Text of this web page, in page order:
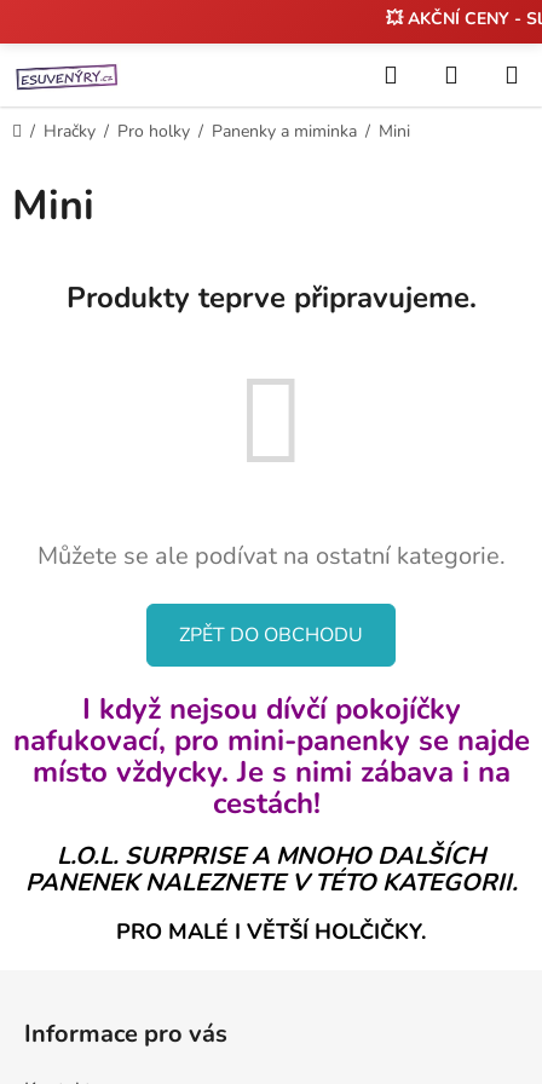
na
obsah
💥 AKČNÍ CENY -
Hledat
KOŠÍK
Domů
/ Hračky / Pro holky / Panenky a miminka / Mini
Mini
Produkty teprve připravujeme.
Můžete se ale podívat na ostatní kategorie.
ZPĚT DO OBCHODU
I když nejsou dívčí pokojíčky
nafukovací, pro mini-panenky se najde
místo vždycky. Je s nimi zábava i na
cestách!
L.O.L. SURPRISE A MNOHO DALŠÍCH
PANENEK NALEZNETE V TÉTO KATEGORII.
PRO MALÉ I VĚTŠÍ HOLČIČKY.
Informace pro vás